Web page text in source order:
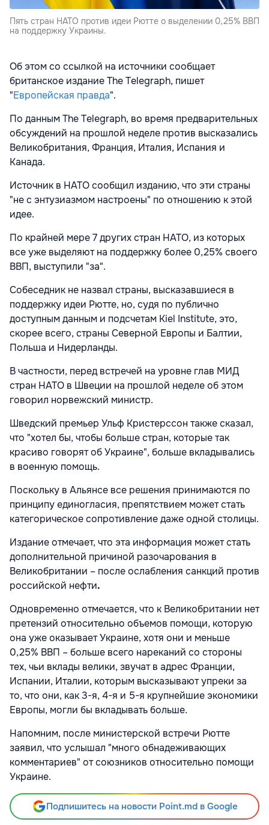
Пять стран НАТО против идеи Рютте о выделении 0,25% ВВП
на поддержку Украины.
Об этом со ссылкой на источники сообщает
британское издание The Telegraph, пишет
"Европейская правда".
По данным The Telegraph, во время предварительных
обсуждений на прошлой неделе против высказались
Великобритания, Франция, Италия, Испания и
Канада.
Источник в НАТО сообщил изданию, что эти страны
"не с энтузиазмом настроены" по отношению к этой
идее.
По крайней мере 7 других стран НАТО, из которых
все уже выделяют на поддержку более 0,25% своего
ВВП, выступили "за".
Собеседник не назвал страны, высказавшиеся в
поддержку идеи Рютте, но, судя по публично
доступным данным и подсчетам Kiel Institute, это,
скорее всего, страны Северной Европы и Балтии,
Польша и Нидерланды.
В частности, перед встречей на уровне глав МИД
стран НАТО в Швеции на прошлой неделе об этом
говорил норвежский министр.
Шведский премьер Ульф Кристерссон также сказал,
что "хотел бы, чтобы больше стран, которые так
красиво говорят об Украине", больше вкладывались
в военную помощь.
Поскольку в Альянсе все решения принимаются по
принципу единогласия, препятствием может стать
категорическое сопротивление даже одной столицы.
Издание отмечает, что эта информация может стать
дополнительной причиной разочарования в
Великобритании – послеослабления санкций против
российской нефти.
Одновременно отмечается, что к Великобритании нет
претензий относительно объемов помощи, которую
она уже оказывает Украине, хотя они и меньше
0,25% ВВП – больше всего нареканий со стороны
тех, чьи вклады велики, звучат в адрес Франции,
Испании, Италии, которым высказывают упреки за
то, что они, как 3-я, 4-я и 5-я крупнейшие экономики
Европы, могли бы вкладывать больше.
Напомним, после министерской встречи Рютте
заявил, что услышал "много обнадеживающих
комментариев" от союзников относительно помощи
Украине.
Подпишитесь на новости Point.md в Google